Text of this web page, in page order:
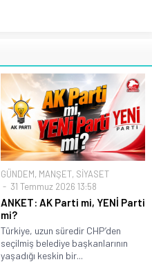
GÜNDEM, MANŞET, SİYASET
31 Temmuz 2026 13:58
ANKET: AK Parti mi, YENİ Parti
mi?
Türkiye, uzun süredir CHP’den
seçilmiş belediye başkanlarının
yaşadığı keskin bir...